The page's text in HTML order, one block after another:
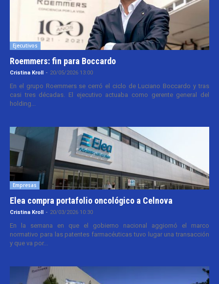
Ejecutivos
Roemmers: fin para Boccardo
Cristina Kroll - 20/05/2026 13:00
En el grupo Roemmers se cerró el ciclo de Luciano Boccardo y tras
casi tres décadas. El ejecutivo actuaba como gerente general del
holding...
Empresas
Elea compra portafolio oncológico a Celnova
Cristina Kroll - 20/03/2026 10:30
En la semana en que el gobierno nacional aggiornó el marco
normativo para las patentes farmacéuticas tuvo lugar una transacción
y que va por...